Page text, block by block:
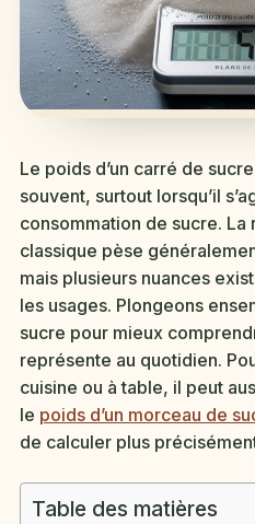
Le poids d’un carré de
souvent, surtout lorsqu’il
consommation de sucre.
classique pèse
mais plusieurs nuances
les usages. Plongeons
sucre pour mieux
représente au quotidien.
cuisine ou à table, il peut
le poids d’un morceau de
de calculer plus
Table des matières